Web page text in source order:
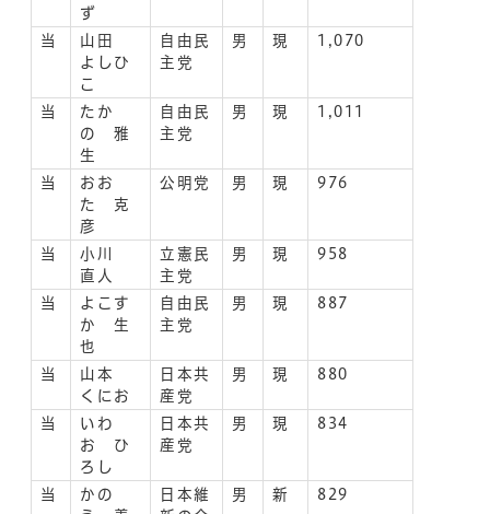
ず
当
山田
よしひ
こ
自由民
主党
男 現 1,070
当
たか
の 雅
生
自由民
主党
男 現 1,011
当
おお
た 克
彦
公明党 男 現 976
当
小川
直人
立憲民
主党
男 現 958
当
よこす
か 生
也
自由民
主党
男 現 887
当
山本
くにお
日本共
産党
男 現 880
当
いわ
お ひ
ろし
日本共
産党
男 現 834
当
かの
日本維
男 新 829